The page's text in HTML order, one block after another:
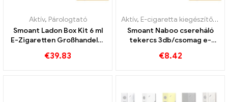
Aktív, Párologtató
Smoant Ladon Box Kit 6 ml
E-Zigaretten Großhandel丨
€39.83
Aktív, E-cigaretta kiegészítők ,
Smoant Naboo csereháló
tekercs 3db/csomag e-
丨Egyedi
€8.42